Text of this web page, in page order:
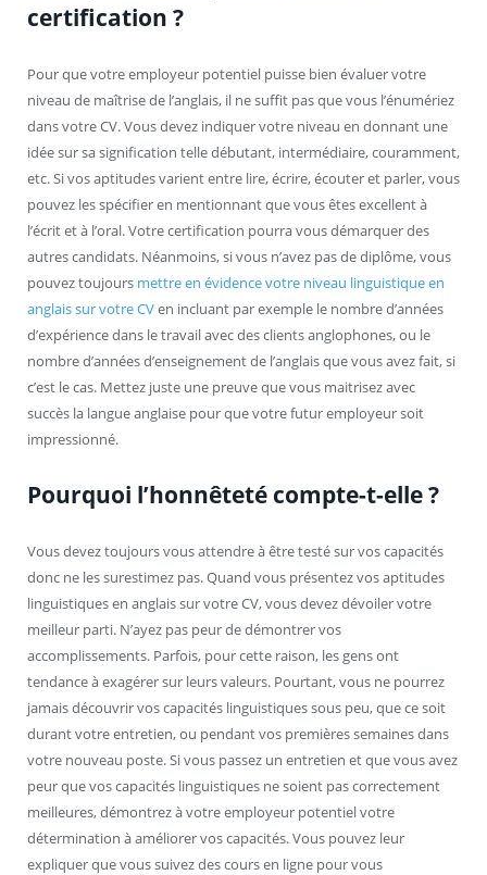
certification ?
Pour que votre employeur potentiel puisse bien évaluer votre
niveau de maîtrise de l’anglais, il ne suffit pas que vous l’énumériez
dans votre CV. Vous devez indiquer votre niveau en donnant une
idée sur sa signification telle débutant, intermédiaire, couramment,
etc. Si vos aptitudes varient entre lire, écrire, écouter et parler, vous
pouvez les spécifier en mentionnant que vous êtes excellent à
l’écrit et à l’oral. Votre certification pourra vous démarquer des
autres candidats. Néanmoins, si vous n’avez pas de diplôme, vous
pouvez toujours mettre en évidence votre niveau linguistique en
anglais sur votre CVen incluant par exemple le nombre d’années
d’expérience dans le travail avec des clients anglophones, ou le
nombre d’années d’enseignement de l’anglais que vous avez fait, si
c’est le cas. Mettez juste une preuve que vous maitrisez avec
succès la langue anglaise pour que votre futur employeur soit
impressionné.
Pourquoi l’honnêteté compte-t-elle ?
Vous devez toujours vous attendre à être testé sur vos capacités
donc ne les surestimez pas. Quand vous présentez vos aptitudes
linguistiques en anglais sur votre CV, vous devez dévoiler votre
meilleur parti. N’ayez pas peur de démontrer vos
accomplissements. Parfois, pour cette raison, les gens ont
tendance à exagérer sur leurs valeurs. Pourtant, vous ne pourrez
jamais découvrir vos capacités linguistiques sous peu, que ce soit
durant votre entretien, ou pendant vos premières semaines dans
votre nouveau poste. Si vous passez un entretien et que vous avez
peur que vos capacités linguistiques ne soient pas correctement
meilleures, démontrez à votre employeur potentiel votre
détermination à améliorer vos capacités. Vous pouvez leur
expliquer que vous suivez des cours en ligne pour vous